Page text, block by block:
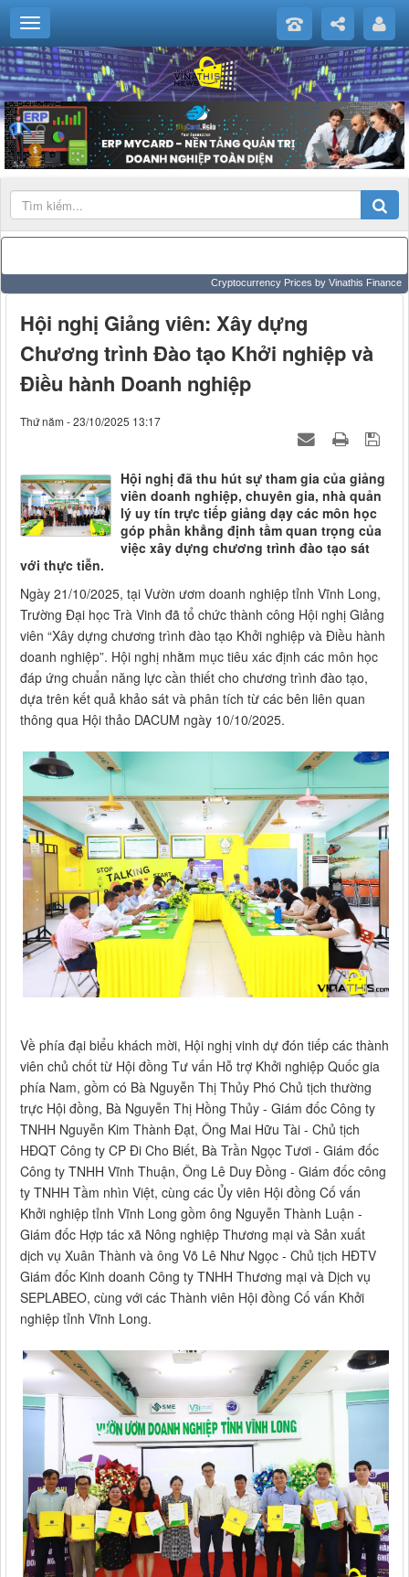
Cryptocurrency Prices by Vinathis Finance
Hội nghị Giảng viên: Xây dựng
Chương trình Đào tạo Khởi nghiệp và
Điều hành Doanh nghiệp
Thứ năm - 23/10/2025 13:17
Hội nghị đã thu hút sự tham gia của giảng
viên doanh nghiệp, chuyên gia, nhà quản
lý uy tín trực tiếp giảng dạy các môn học
góp phần khẳng định tầm quan trọng của
việc xây dựng chương trình đào tạo sát
với thực tiễn.
Ngày 21/10/2025, tại Vườn ươm doanh nghiệp tỉnh Vĩnh Long,
Trường Đại học Trà Vinh đã tổ chức thành công Hội nghị Giảng
viên “Xây dựng chương trình đào tạo Khởi nghiệp và Điều hành
doanh nghiệp”. Hội nghị nhằm mục tiêu xác định các môn học
đáp ứng chuẩn năng lực cần thiết cho chương trình đào tạo,
dựa trên kết quả khảo sát và phân tích từ các bên liên quan
thông qua Hội thảo DACUM ngày 10/10/2025.
Về phía đại biểu khách mời, Hội nghị vinh dự đón tiếp các thành
viên chủ chốt từ Hội đồng Tư vấn Hỗ trợ Khởi nghiệp Quốc gia
phía Nam, gồm có Bà Nguyễn Thị Thủy Phó Chủ tịch thường
trực Hội đồng, Bà Nguyễn Thị Hồng Thủy - Giám đốc Công ty
TNHH Nguyễn Kim Thành Đạt, Ông Mai Hữu Tài - Chủ tịch
HĐQT Công ty CP Đi Cho Biết, Bà Trần Ngọc Tươi - Giám đốc
Công ty TNHH Vĩnh Thuận, Ông Lê Duy Đồng - Giám đốc công
ty TNHH Tầm nhìn Việt, cùng các Ủy viên Hội đồng Cố vấn
Khởi nghiệp tỉnh Vĩnh Long gồm ông Nguyễn Thành Luận -
Giám đốc Hợp tác xã Nông nghiệp Thương mại và Sản xuất
dịch vụ Xuân Thành và ông Võ Lê Như Ngọc - Chủ tịch HĐTV
Giám đốc Kinh doanh Công ty TNHH Thương mại và Dịch vụ
SEPLABEO, cùng với các Thành viên Hội đồng Cố vấn Khởi
nghiệp tỉnh Vĩnh Long.